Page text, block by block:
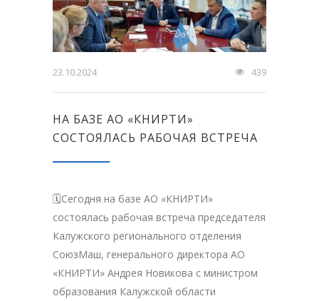
23.10.2024 439
НА БАЗЕ АО «КНИРТИ»
СОСТОЯЛАСЬ РАБОЧАЯ ВСТРЕЧА
🗓Сегодня на базе АО «КНИРТИ»
состоялась рабочая встреча председателя
Калужского регионального отделения
СоюзМаш, генерального директора АО
«КНИРТИ» Андрея Новикова с министром
образования Калужской области